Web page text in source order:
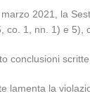
2021, la
co. 1, nn. 1) e 5),
conclusioni scritte.
lamenta la